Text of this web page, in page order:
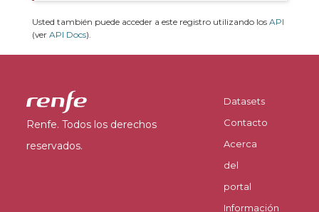
Usted también puede acceder a este registro utilizando los API
(ver API Docs).
Renfe. Todos los derechos
reservados.
Datasets
Contacto
Acerca
del
portal
Información